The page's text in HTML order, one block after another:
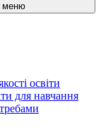
меню
освіти
для навчання